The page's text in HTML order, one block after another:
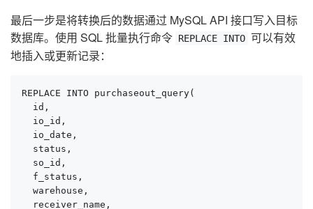
最后一步是将转换后的数据通过 MySQL API 接口写入目标
数据库。使用 SQL 批量执行命令 REPLACE INTO 可以有效
地插入或更新记录：
REPLACE INTO purchaseout_query(
  id,
  io_id,
  io_date,
  status,
  so_id,
  f_status,
  warehouse,
  receiver_name,